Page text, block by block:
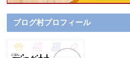
ブログ村プロフィール